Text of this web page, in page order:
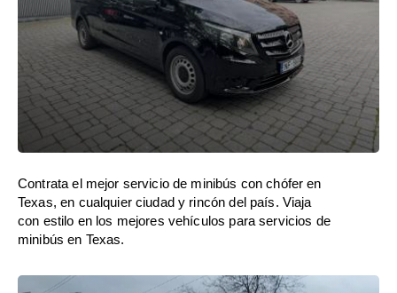
Contrata el mejor servicio de minibús con chófer en
Texas, en cualquier ciudad y rincón del país. Viaja
con estilo en los mejores vehículos para servicios de
minibús en Texas.